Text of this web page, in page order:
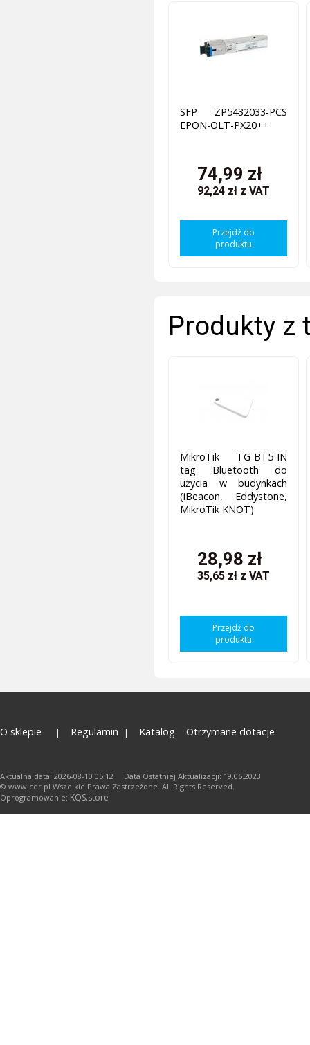
SFP ZP5432033-PCS
EPON-OLT-PX20++
74,99 zł
92,24 zł z VAT
Przejdź do
produktu
Produkty z
MikroTik TG-BT5-IN
tag Bluetooth do
użycia w budynkach
(iBeacon, Eddystone,
MikroTik KNOT)
28,98 zł
35,65 zł z VAT
Przejdź do
produktu
O sklepie Regulamin Katalog Otrzymane dotacje
Aktualna data: 2026-08-10 05:12 Data Ostatniej Aktualizacji: 19.06.2023
© www.cdr.pl.Wszelkie Prawa Zastrzeżone. All Rights Reserved.
Oprogramowanie: KQS.store